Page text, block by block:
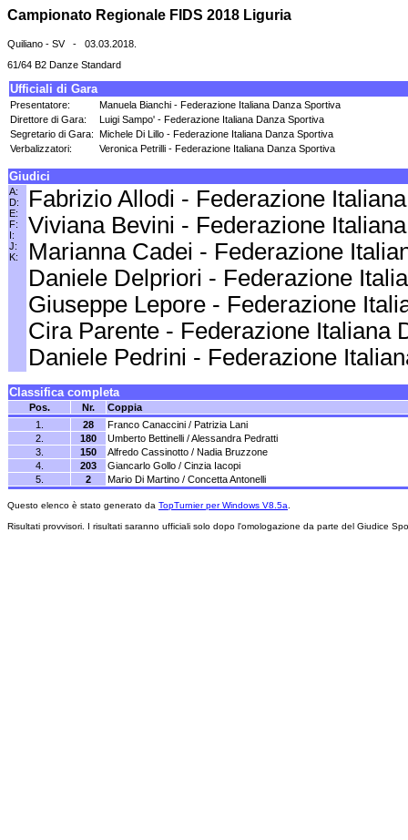
Campionato Regionale FIDS 2018 Liguria
Quiliano - SV - 03.03.2018.
61/64 B2 Danze Standard
Ufficiali di Gara
Presentatore:
Manuela Bianchi - Federazione Italiana Danza Sportiva
Direttore di Gara:
Luigi Sampo' - Federazione Italiana Danza Sportiva
Segretario di Gara:
Michele Di Lillo - Federazione Italiana Danza Sportiva
Verbalizzatori:
Veronica Petrilli - Federazione Italiana Danza Sportiva
Giudici
A:
D:
E:
F:
I:
J:
K:
Fabrizio Allodi - Federazione
Viviana Bevini - Federazione
Marianna Cadei - Federazione
Daniele Delpriori - Federazione
Giuseppe Lepore - Federazione
Cira Parente - Federazione Italiana
Daniele Pedrini - Federazione
Classifica completa
Pos. Nr.
Coppia
1.
28
Franco Canaccini / Patrizia Lani
2.
180
Umberto Bettinelli / Alessandra Pedratti
3.
150
Alfredo Cassinotto / Nadia Bruzzone
4.
203
Giancarlo Gollo / Cinzia Iacopi
5.
2 Mario Di Martino / Concetta Antonelli
Questo elenco è stato generato da TopTurnier per Windows V8.5a
Risultati provvisori. I risultati saranno ufficiali solo dopo l'omologazione da parte del Giudice